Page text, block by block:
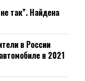
так”. Найдена
в России
в 2021